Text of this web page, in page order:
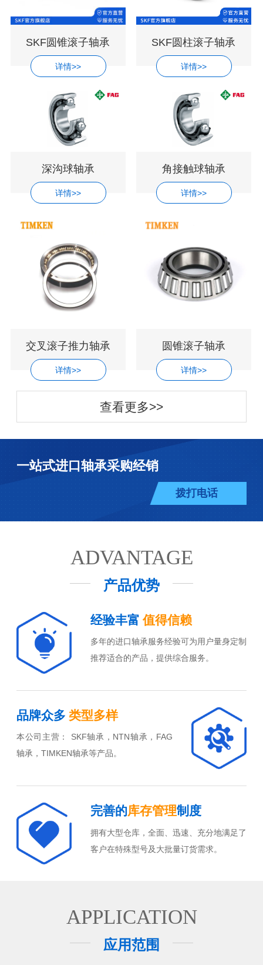
SKF圆锥滚子轴承
详情>>
SKF圆柱滚子轴承
详情>>
深沟球轴承
详情>>
角接触球轴承
详情>>
交叉滚子推力轴承
详情>>
圆锥滚子轴承
详情>>
查看更多>>
一站式进口轴承采购经销
拨打电话
ADVANTAGE
产品优势
经验丰富值得信赖
多年的进口轴承服务经验可为用户量身定制
推荐适合的产品，提供综合服务。
品牌众多 类型多样
本公司主营： SKF轴承，NTN轴承，FAG
轴承，TIMKEN轴承等产品。
完善的库存管理制度
拥有大型仓库，全面、迅速、充分地满足了
客户在特殊型号及大批量订货需求。
APPLICATION
应用范围